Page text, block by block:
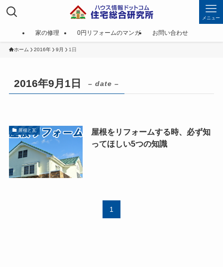
メニュー
家の修理 0円リフォームのマンガ お問い合わせ
ホーム 2016年 9月 1日
2016年9月1日 – date –
屋根と瓦
屋根をリフォームする時、必ず知
ってほしい5つの知識
1